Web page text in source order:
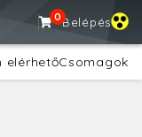
0Belépés
elérhetőCsomagok